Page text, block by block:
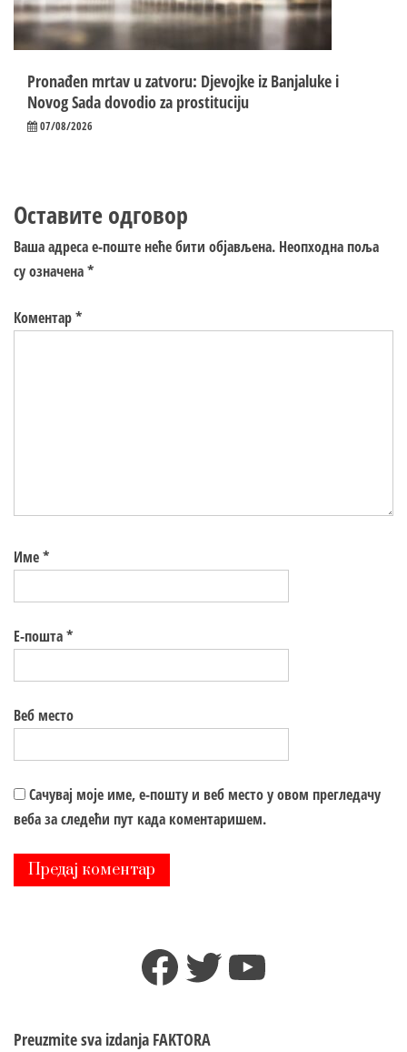
Pronađen mrtav u zatvoru: Djevojke iz Banjaluke i
Novog Sada dovodio za prostituciju
07/08/2026
Оставите одговор
Ваша адреса е-поште неће бити објављена. Неопходна поља
су означена*
Коментар*
Име*
Е-пошта*
Веб место
Сачувај моје име, е-пошту и веб место у овом прегледачу
веба за следећи пут када коментаришем.
Facebook
TwitterYouTube
Preuzmite sva izdanja FAKTORA